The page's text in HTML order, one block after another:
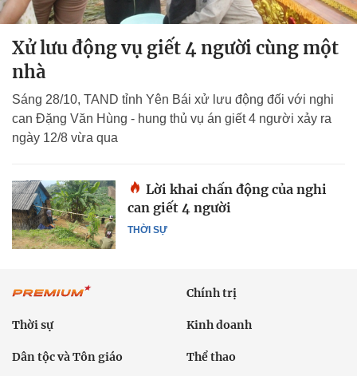
Xử lưu động vụ giết 4 người cùng một
nhà
Sáng 28/10, TAND tỉnh Yên Bái xử lưu động đối với nghi
can Đặng Văn Hùng - hung thủ vụ án giết 4 người xảy ra
ngày 12/8 vừa qua
THỜI SỰ
Lời khai chấn động của nghi
can giết 4 người
Chính trị
Thời sự Kinh doanh
Dân tộc và Tôn giáo Thể thao